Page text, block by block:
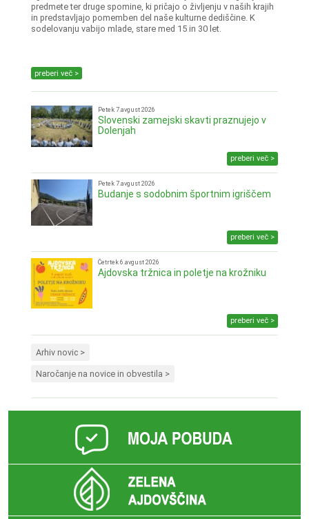
predmete ter druge spomine, ki pričajo o življenju v naših krajih
in predstavljajo pomemben del naše kulturne dediščine. K
sodelovanju vabijo mlade, stare med 15 in 30 let.
preberi več >
Petek 7.avgust 2026
Slovenski zamejski skavti praznujejo v
Dolenjah
preberi več >
Petek 7.avgust 2026
Budanje s sodobnim športnim igriščem
preberi več >
Četrtek 6.avgust 2026
Ajdovska tržnica in poletje na krožniku
preberi več >
Arhiv novic >
Naročanje na novice in obvestila >